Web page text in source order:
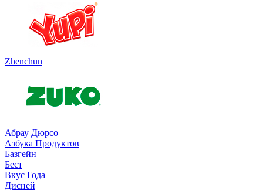
Zhenchun
Абрау Дюрсо
Азбука Продуктов
Базгейн
Бест
Вкус Года
Дисней